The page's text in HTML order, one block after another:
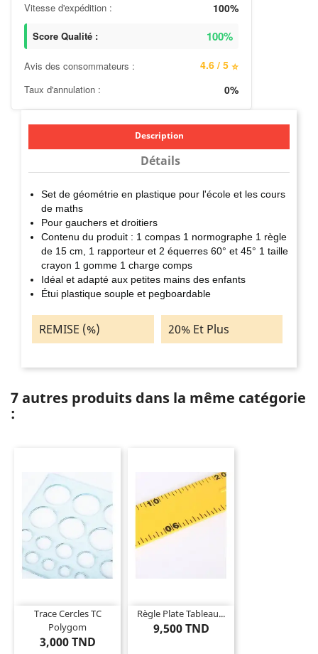
Vitesse d'expédition : 100%
Score Qualité : 100%
Avis des consommateurs : 4.6 / 5 ⭐
Taux d'annulation : 0%
Description
Détails
Set de géométrie en plastique pour l'école et les cours
de maths
Pour gauchers et droitiers
Contenu du produit : 1 compas 1 normographe 1 règle
de 15 cm, 1 rapporteur et 2 équerres 60° et 45° 1 taille
crayon 1 gomme 1 charge comps
Idéal et adapté aux petites mains des enfants
Étui plastique souple et pegboardable
REMISE (%) 20% Et Plus
7 autres produits dans la même catégorie
:
Trace Cercles TC
Polygom
3,000 TND
Règle Plate Tableau...
9,500 TND